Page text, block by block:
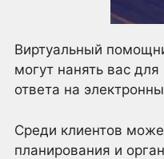
Виртуальный
могут нанять вас
ответа на
Среди клиентов
планирования и